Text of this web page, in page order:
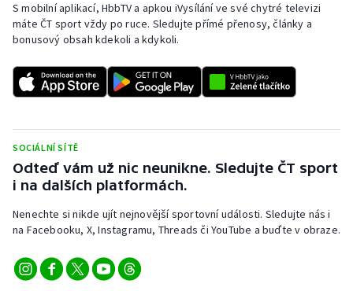
Ragby
Rychlobruslení
Rychlostní kanoistika
Short track
Sportovní střelba
Veslování
S mobilní aplikací, HbbTV a apkou iVysílání ve své chytré televizi
máte ČT sport vždy po ruce. Sledujte přímé přenosy, články a
bonusový obsah kdekoli a kdykoli.
SOCIÁLNÍ SÍTĚ
Odteď vám už nic neunikne. Sledujte ČT sport
i na dalších platformách.
Nenechte si nikde ujít nejnovější sportovní události. Sledujte nás i
na Facebooku, X, Instagramu, Threads či YouTube a buďte v obraze.